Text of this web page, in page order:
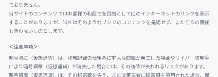
ておりません。
当サイトのコンテンツではお客様の利便性を目的として他のインターネットのリンクを表示
することがありますが、当社はそのようなリンクのコンテンツを是認せず、また何らの責任
も負わないものとします。
＜注意事項＞
暗号資産（仮想通貨）は、移転記録の仕組みに重大な問題が発生した場合やサイバー攻撃等
により暗号資産（仮想通貨）が消失した場合には、その価値が失われるリスクがあります。
暗号資産（仮想通貨）は、その秘密鍵を失う、または第三者に秘密鍵を悪用された場合、保